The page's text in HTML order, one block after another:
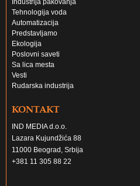
Industrija pakovanja
Tehnologija voda
Automatizacija
Predstavljamo
Ekologija
Poslovni saveti
Sa lica mesta
Vesti
Rudarska industrija
KONTAKT
IND MEDIA d.o.o.
Lazara Kujundžića 88
11000 Beograd, Srbija
+381 11 305 88 22